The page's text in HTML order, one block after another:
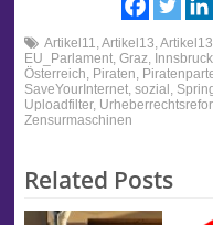
Artikel11,Artikel13,
EU_Parlament, Graz, Innsbruck
Österreich, Piraten,
SaveYourInternet, sozial ,
Uploadfilter,
Zensurmaschinen
Related Posts